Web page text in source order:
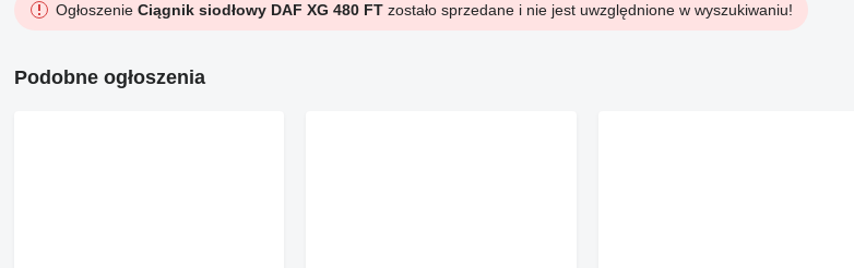
Ogłoszenie Ciągnik siodłowy DAF XG 480 FTzostało sprzedane i nie jest uwzględnione w wyszukiwaniu!
Podobne ogłoszenia